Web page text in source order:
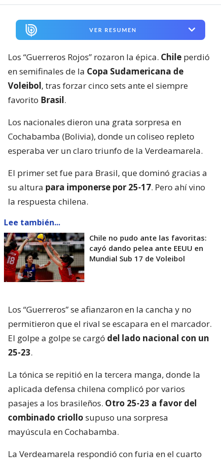
VER RESUMEN
Los “Guerreros Rojos” rozaron la épica. Chile perdió
en semifinales de la Copa Sudamericana de
Voleibol, tras forzar cinco sets ante el siempre
favorito Brasil.
Los nacionales dieron una grata sorpresa en
Cochabamba (Bolivia), donde un coliseo repleto
esperaba ver un claro triunfo de la Verdeamarela.
El primer set fue para Brasil, que dominó gracias a
su altura para imponerse por 25-17. Pero ahí vino
la respuesta chilena.
Lee también...
Chile no pudo ante las favoritas:
cayó dando pelea ante EEUU en
Mundial Sub 17 de Voleibol
Los “Guerreros” se afianzaron en la cancha y no
permitieron que el rival se escapara en el marcador.
El golpe a golpe se cargó del lado nacional con un
25-23.
La tónica se repitió en la tercera manga, donde la
aplicada defensa chilena complicó por varios
pasajes a los brasileños. Otro 25-23 a favor del
combinado criollo supuso una sorpresa
mayúscula en Cochabamba.
La Verdeamarela respondió con furia en el cuarto